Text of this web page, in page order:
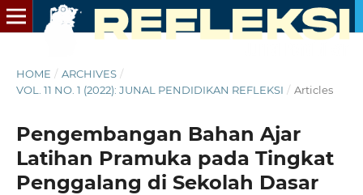
HOME / ARCHIVES /
VOL. 11 NO. 1 (2022): JUNAL PENDIDIKAN REFLEKSI / Articles
Pengembangan Bahan Ajar
Latihan Pramuka pada Tingkat
Penggalang di Sekolah Dasar